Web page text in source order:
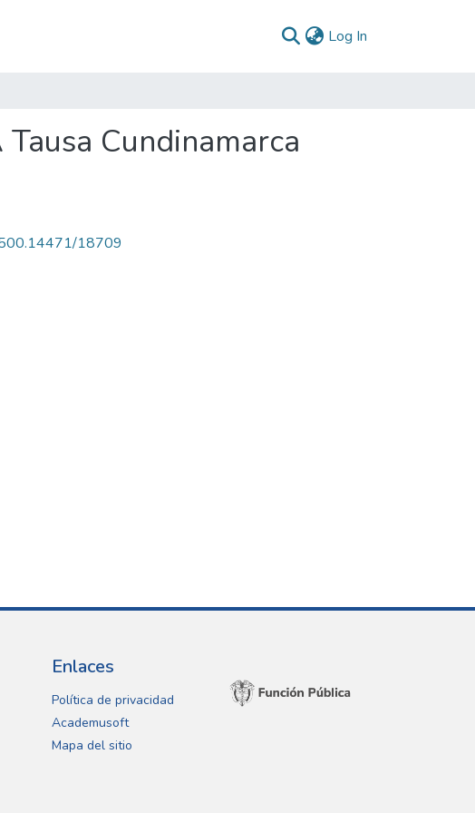
Log In
Cundinamarca
18709
Enlaces
Política de privacidad
Academusoft
Mapa del sitio